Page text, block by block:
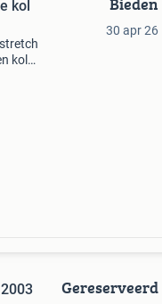
kol
kol.
30 apr 26
Gereserveerd